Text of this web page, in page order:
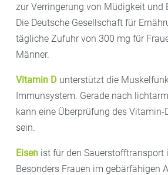
zur Verringerung von Müdigkeit und
Die Deutsche Gesellschaft für
tägliche Zufuhr von 300 mg für
Männer.
Vitamin D unterstützt die
Immunsystem. Gerade nach
kann eine Überprüfung des Vitamin-
sein.
Eisen ist für den Sauerstofftransport
Besonders Frauen im gebärfähigen